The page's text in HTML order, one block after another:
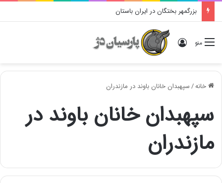
بزرگمهر بختگان در ایران باستان
منو ورود
خانه/سپهبدان خانان باوند در مازندران
سپهبدان خانان باوند در
مازندران